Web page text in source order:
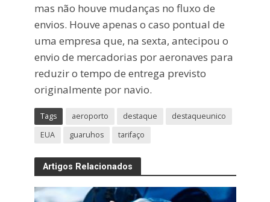
mas não houve mudanças no fluxo de
envios. Houve apenas o caso pontual de
uma empresa que, na sexta, antecipou o
envio de mercadorias por aeronaves para
reduzir o tempo de entrega previsto
originalmente por navio.
Tags aeroporto destaque
destaqueunico
EUA
guaruhos tarifaço
Artigos Relacionados